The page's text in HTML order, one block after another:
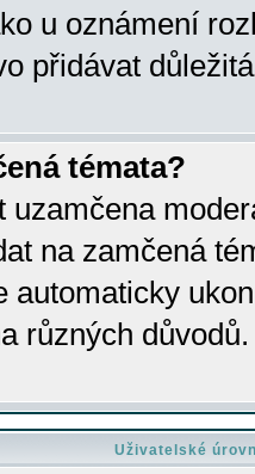
u oznámení
přidávat
témata?
uzamčena
na zamčená
automaticky
různých důvodů.
Uživatelské